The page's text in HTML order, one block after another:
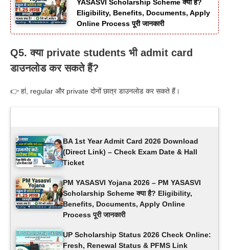
YASASVI Scholarship Scheme क्या है?
Eligibility, Benefits, Documents, Apply
Online Process पूरी जानकारी
Q5. क्या private students भी admit card
डाउनलोड कर सकते हैं?
👉 हां, regular और private दोनों छात्र डाउनलोड कर सकते हैं।
BA 1st Year Admit Card 2026 Download
(Direct Link) – Check Exam Date & Hall
Ticket
PM YASASVI Yojana 2026 – PM YASASVI
Scholarship Scheme क्या है? Eligibility,
Benefits, Documents, Apply Online
Process पूरी जानकारी
UP Scholarship Status 2026 Check Online:
Fresh, Renewal Status & PFMS Link